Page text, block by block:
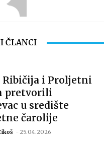
ČLANCI
Ribičija i Proljetni
pretvorili
u središte
čarolije
- 25.04.2026